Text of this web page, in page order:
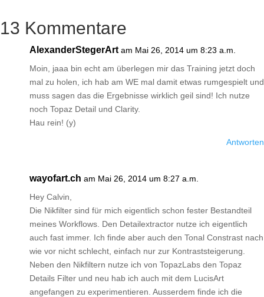
13 Kommentare
AlexanderStegerArt am Mai 26, 2014 um 8:23 a.m.
Moin, jaaa bin echt am überlegen mir das Training jetzt doch
mal zu holen, ich hab am WE mal damit etwas rumgespielt und
muss sagen das die Ergebnisse wirklich geil sind! Ich nutze
noch Topaz Detail und Clarity.
Hau rein! (y)
Antworten
wayofart.ch am Mai 26, 2014 um 8:27 a.m.
Hey Calvin,
Die Nikfilter sind für mich eigentlich schon fester Bestandteil
meines Workflows. Den Detailextractor nutze ich eigentlich
auch fast immer. Ich finde aber auch den Tonal Constrast nach
wie vor nicht schlecht, einfach nur zur Kontraststeigerung.
Neben den Nikfiltern nutze ich von TopazLabs den Topaz
Details Filter und neu hab ich auch mit dem LucisArt
angefangen zu experimentieren. Ausserdem finde ich die